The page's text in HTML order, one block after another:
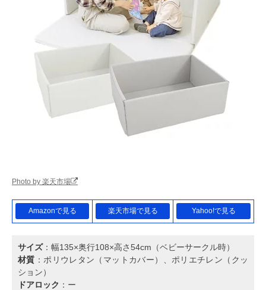
Photo by 楽天市場
Amazonで見る 楽天市場で見る Yahoo!で見る
サイズ：幅135×奥行108×高さ54cm（ベビーサークル時）
材質 ：ポリウレタン（マットカバー）、ポリエチレン（クッ
ション）
ドアロック ：ー